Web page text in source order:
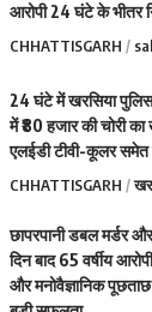
आरोपी 24 घंटे के भीतर
CHHATTISGARH
24 घंटे में खरसिया
में ₹80 हजार की चोरी का
एलईडी टीवी-कूलर समेत
CHHATTISGARH
छापरपानी डबल मर्डर
दिन बाद 65 वर्षीय
और मनोवैज्ञानिक